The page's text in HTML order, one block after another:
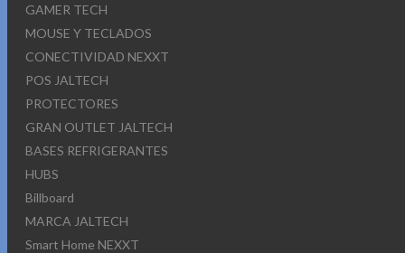
GAMER TECH
MOUSE Y TECLADOS
CONECTIVIDAD NEXXT
POS JALTECH
PROTECTORES
GRAN OUTLET JALTECH
BASES REFRIGERANTES
HUBS
Billboard
MARCA JALTECH
Smart Home NEXXT